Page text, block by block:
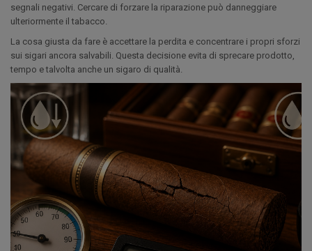
segnali negativi. Cercare di forzare la riparazione può danneggiare
ulteriormente il tabacco.
La cosa giusta da fare è accettare la perdita e concentrare i propri sforzi
sui sigari ancora salvabili. Questa decisione evita di sprecare prodotto,
tempo e talvolta anche un sigaro di qualità.